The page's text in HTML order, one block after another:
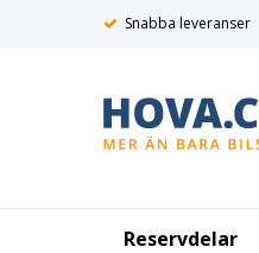
Snabba leveranser
Reservdelar